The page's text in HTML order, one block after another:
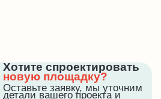
Хотите спроектировать
новую площадку?
Оставьте заявку, мы уточним
детали вашего проекта и